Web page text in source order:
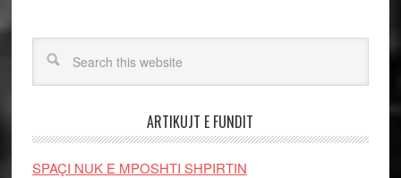
ARTIKUJT E FUNDIT
SPAÇI NUK E MPOSHTI SHPIRTIN